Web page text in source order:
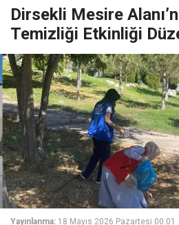
Dirsekli Mesire
Temizliği Etkinliği
Yayınlanma: 18 Mayıs 2026 Pazartesi 00:01